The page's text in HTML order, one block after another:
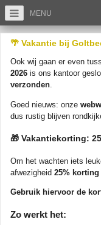
MENU
Ansichtkaarten
GOOR - kasteel
(Artikelnr: A15246)
De Tulp, Haarlem. Zie
De rechte lijnen die soms
🌴 Vakantie bij
Ook wij gaan er even
2026is ons kantoor
verzonden.
Goed nieuws: onze
dus rustig blijven
🎁 Vakantiekorting:
Om het wachten iets
afwezigheid 25%
Gebruik hiervoor de
Zo werkt het: